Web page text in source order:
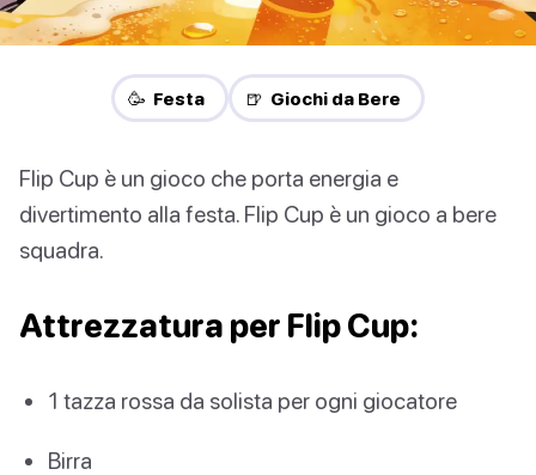
🥳 Festa 🍺 Giochi da Bere
Flip Cup è un gioco che porta energia e
divertimento alla festa. Flip Cup è un gioco a bere
squadra.
Attrezzatura per Flip Cup:
1 tazza rossa da solista per ogni giocatore
Birra